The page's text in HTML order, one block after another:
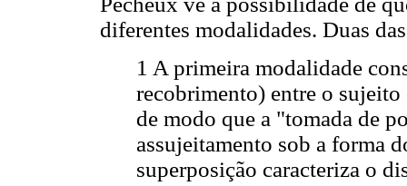
diferentes modalidades. Duas
1 A primeira modalidade
recobrimento) entre o
de modo que a "tomada de
assujeitamento sob a forma
superposição caracteriza o